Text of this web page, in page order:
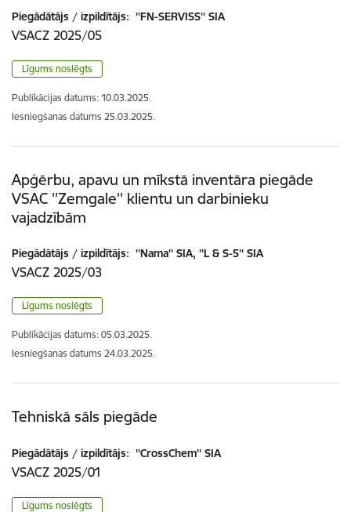
Piegādātājs / izpildītājs: ''FN-SERVISS'' SIA
VSACZ 2025/05
Līgums noslēgts
Publikācijas datums: 10.03.2025.
Iesniegšanas datums 25.03.2025.
Apģērbu, apavu un mīkstā inventāra piegāde
VSAC ''Zemgale'' klientu un darbinieku
vajadzībām
Piegādātājs / izpildītājs: ''Nama'' SIA, ''L & S-5'' SIA
VSACZ 2025/03
Līgums noslēgts
Publikācijas datums: 05.03.2025.
Iesniegšanas datums 24.03.2025.
Tehniskā sāls piegāde
Piegādātājs / izpildītājs: ''CrossChem'' SIA
VSACZ 2025/01
Līgums noslēgts